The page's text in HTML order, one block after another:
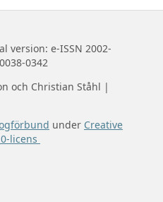
version: e-ISSN 2002-
0342
och Christian Ståhl |
under Creative
licens